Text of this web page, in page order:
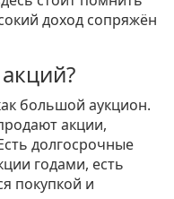
доход сопряжён
большой аукцион.
акции,
долгосрочные
годами, есть
покупкой и